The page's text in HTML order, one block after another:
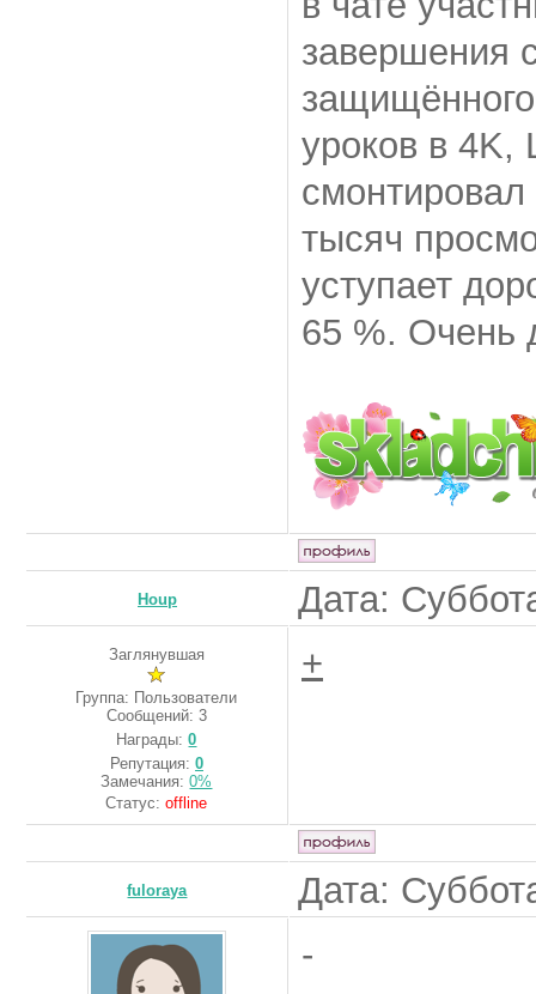
завершения
уроков в 4K,
тысяч
уступает
65 %. Очень
Houp Дата:
Заглянувшая
Группа: Пользователи
Сообщений: 3
Награды:0
Репутация: 0
Замечания:0%
Статус:offline
+
fuloraya Дата:
-